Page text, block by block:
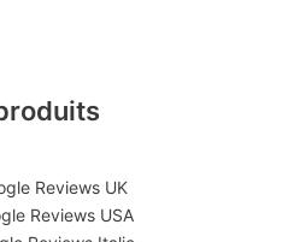
Reviews UK
Reviews USA